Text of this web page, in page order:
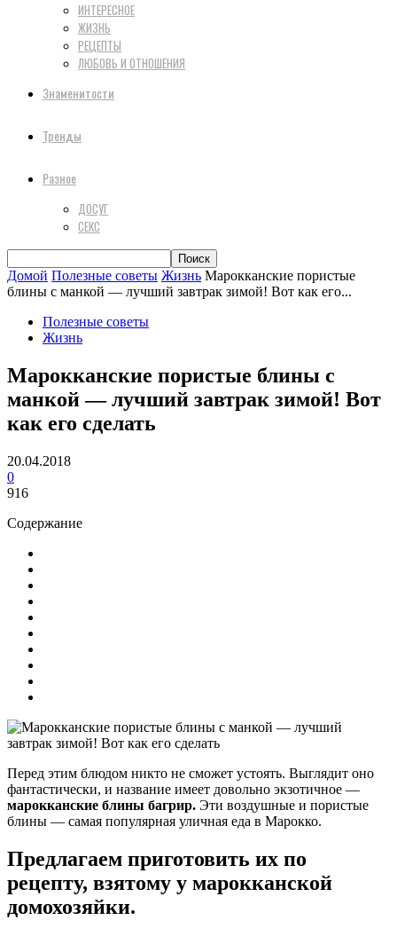
ИНТЕРЕСНОЕ
ЖИЗНЬ
РЕЦЕПТЫ
ЛЮБОВЬ И ОТНОШЕНИЯ
Знаменитости
Тренды
Разное
ДОСУГ
СЕКС
Домой Полезные советы Жизнь Марокканские пористые
блины с манкой — лучший завтрак зимой! Вот как его...
Полезные советы
Жизнь
Марокканские пористые блины с
манкой — лучший завтрак зимой! Вот
как его сделать
20.04.2018
0
916
Содержание
Перед этим блюдом никто не сможет устоять. Выглядит оно
фантастически, и название имеет довольно экзотичное —
марокканские блины багрир. Эти воздушные и пористые
блины — самая популярная уличная еда в Марокко.
Предлагаем приготовить их по
рецепту, взятому у марокканской
домохозяйки.